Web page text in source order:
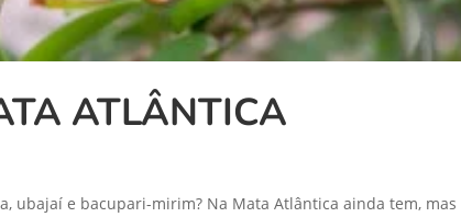
ATLÂNTICA
ubajaí e bacupari-mirim? Na Mata Atlântica ainda tem,